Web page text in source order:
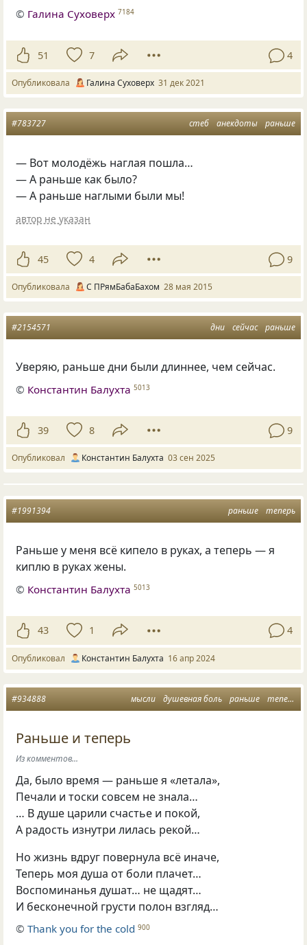
© Галина Суховерх 7184
51 7 4
Опубликовала Галина Суховерх 31 дек 2021
стеб анекдоты раньше
#783727
— Вот молодёжь наглая пошла…
— А раньше как было?
— А раньше наглыми были мы!
автор не указан
45 4 9
Опубликовала С ПРямБабаБахом 28 мая 2015
дни сейчас раньше
#2154571
Уверяю, раньше дни были длиннее, чем сейчас.
© Константин Балухта 5013
39 8 9
Опубликовал Константин Балухта 03 сен 2025
раньше теперь
#1991394
Раньше у меня всё кипело в руках, а теперь — я
киплю в руках жены.
© Константин Балухта 5013
43 1 4
Опубликовал Константин Балухта 16 апр 2024
мысли душевная боль раньше теперь
#934888
Раньше и теперь
Из комментов...
Да, было время — раньше я «летала»,
Печали и тоски совсем не знала…
… В душе царили счастье и покой,
А радость изнутри лилась рекой…
Но жизнь вдруг повернула всё иначе,
Теперь моя душа от боли плачет…
Воспоминанья душат… не щадят…
И бесконечной грусти полон взгляд…
©Thank you for the cold 900